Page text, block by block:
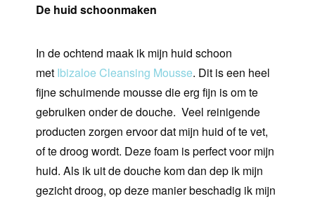
De huid schoonmaken
In de ochtend maak ik mijn huid schoon
met Ibizaloe Cleansing Mousse. Dit is een heel
fijne schuimende mousse die erg fijn is om te
gebruiken onder de douche. Veel reinigende
producten zorgen ervoor dat mijn huid of te vet,
of te droog wordt. Deze foam is perfect voor mijn
huid. Als ik uit de douche kom dan dep ik mijn
gezicht droog, op deze manier beschadig ik mijn